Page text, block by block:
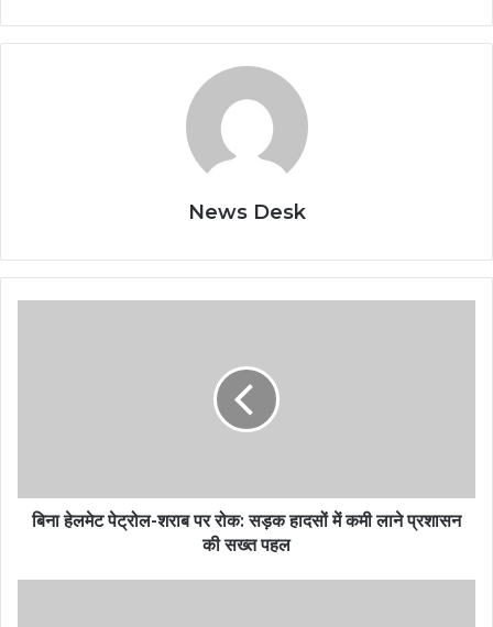
News Desk
बिना हेलमेट पेट्रोल-शराब पर रोक: सड़क हादसों में कमी लाने प्रशासन
की सख्त पहल